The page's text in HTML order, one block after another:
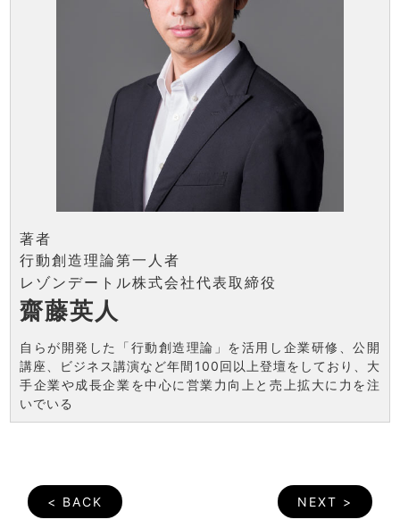
著者
行動創造理論第一人者
レゾンデートル株式会社代表取締役
齋藤英人
自らが開発した「行動創造理論」を活用し企業研修、公開
講座、ビジネス講演など年間100回以上登壇をしており、大
手企業や成長企業を中心に営業力向上と売上拡大に力を注
いでいる
< BACK NEXT >